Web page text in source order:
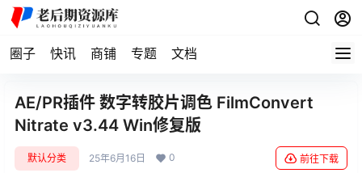
圈子 快讯 商铺 专题 文档
AE/PR插件 数字转胶片调色 FilmConvert
Nitrate v3.44 Win修复版
默认分类 25年6月16日 0 前往下载